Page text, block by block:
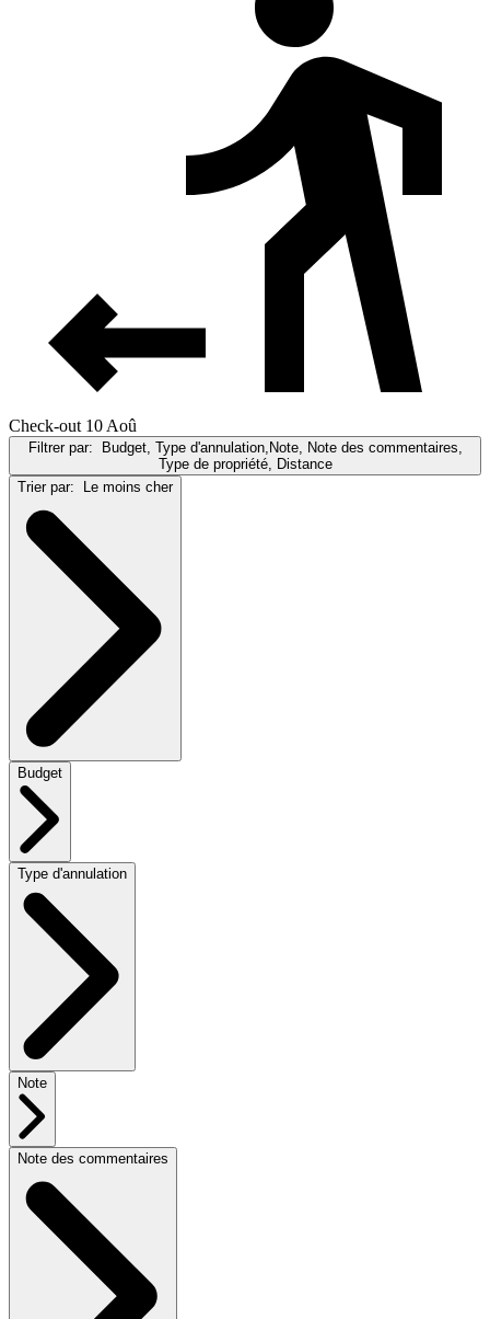
Check-out 10 Aoû
Filtrer par:
Budget, Type d'annulation,Note, Note des commentaires,
Type de propriété, Distance
Trier par:
Le moins cher
Budget
Type d'annulation
Note
Note des commentaires